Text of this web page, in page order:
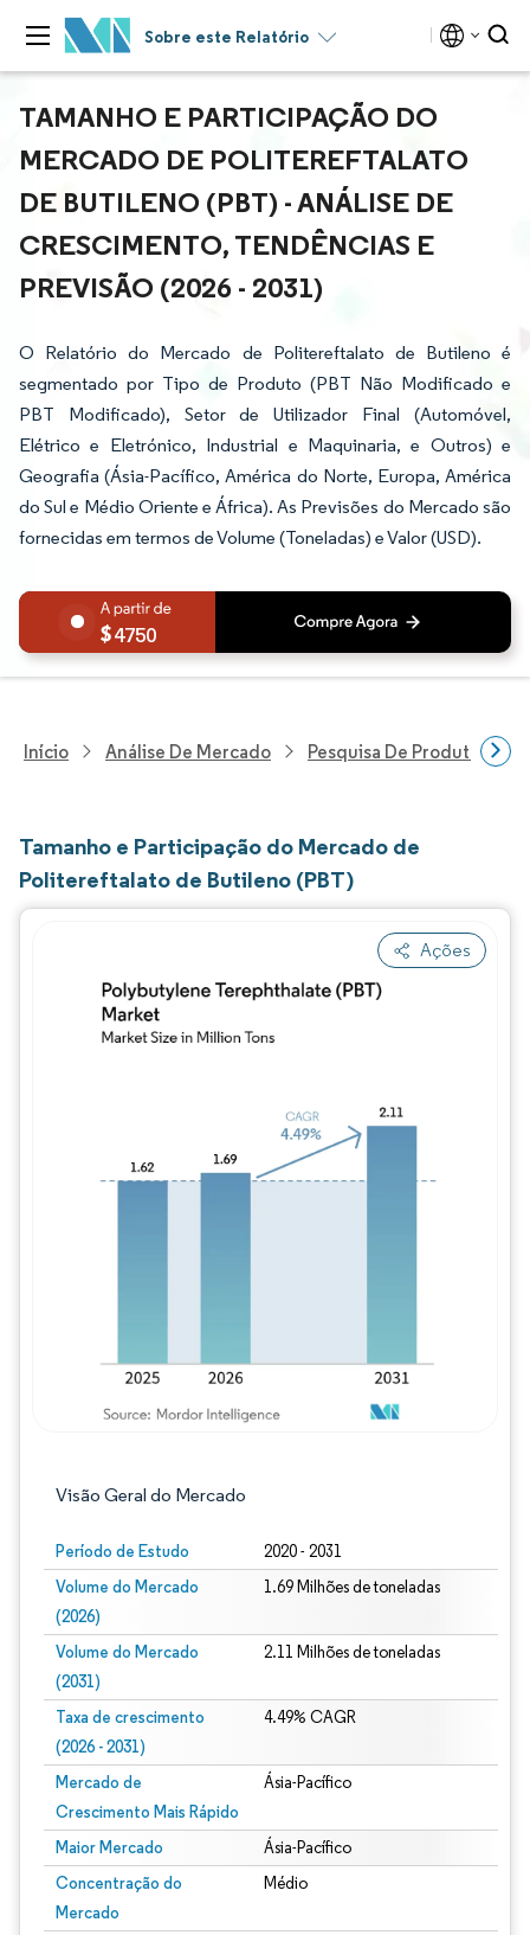
Sobre este Relatório
TAMANHO E PARTICIPAÇÃO DO
MERCADO DE POLITEREFTALATO
DE BUTILENO (PBT) - ANÁLISE DE
CRESCIMENTO, TENDÊNCIAS E
PREVISÃO (2026 - 2031)
O Relatório do Mercado de Politereftalato de Butileno é
segmentado por Tipo de Produto (PBT Não Modificado e
PBT Modificado), Setor de Utilizador Final (Automóvel,
Elétrico e Eletrónico, Industrial e Maquinaria, e Outros) e
Geografia (Ásia-Pacífico, América do Norte, Europa, América
do Sul e Médio Oriente e África). As Previsões do Mercado são
fornecidas em termos de Volume (Toneladas) e Valor (USD).
4750
Início Análise De Mercado Pesquisa De Produtos
Tamanho e Participação do Mercado de
Politereftalato de Butileno (PBT)
Ações
Visão Geral do Mercado
Período de Estudo 2020 - 2031
Volume do Mercado
(2026)
1.69 Milhões de toneladas
Volume do Mercado
(2031)
2.11 Milhões de toneladas
Taxa de crescimento
(2026 - 2031)
4.49% CAGR
Mercado de
Crescimento Mais Rápido
Ásia-Pacífico
Maior Mercado Ásia-Pacífico
Concentração do
Mercado
Médio